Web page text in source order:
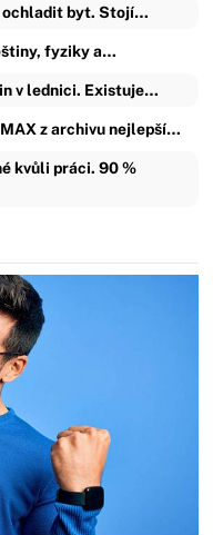
ochladit byt. Stojí…
fyziky a…
v lednici. Existuje…
z archivu nejlepší…
kvůli práci. 90 %